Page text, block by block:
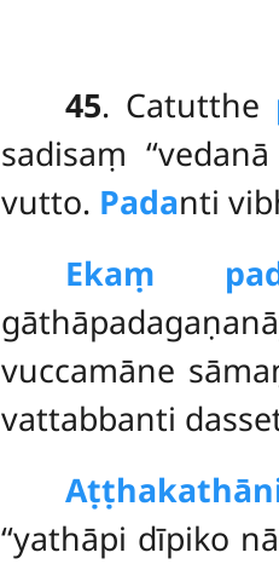
45. Catutthe
sadisaṃ
vutto. Padanti
Ekaṃ
vuccamāne
vattabbanti
‘‘yathāpi dīpiko